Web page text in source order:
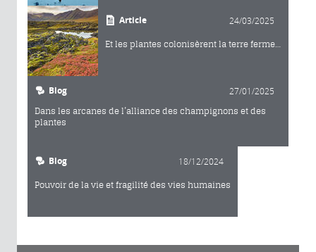
Article 24/03/2025
Et les plantes colonisèrent la terre ferme…
Blog 27/01/2025
Dans les arcanes de l’alliance des champignons et des
plantes
Blog 18/12/2024
Pouvoir de la vie et fragilité des vies humaines